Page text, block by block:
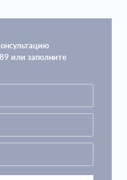
или заполните